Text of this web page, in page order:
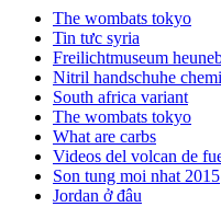
The wombats tokyo
Tin tưc syria
Freilichtmuseum
Nitril handschuhe
South africa variant
The wombats tokyo
What are carbs
Videos del volcan de
Son tung moi nhat 2015
Jordan ở đâu